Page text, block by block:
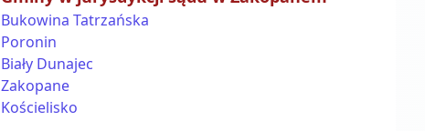
Bukowina Tatrzańska
Poronin
Biały Dunajec
Zakopane
Kościelisko